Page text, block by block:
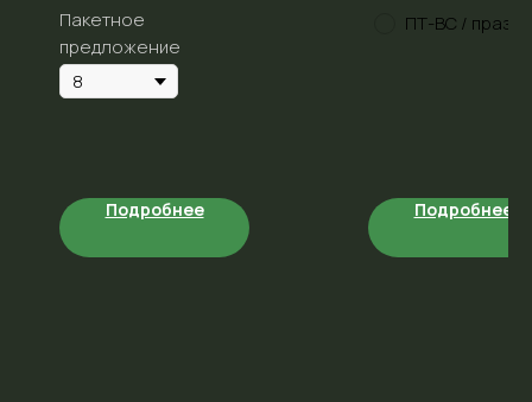
полоса
препятствий
Пакетное
предложение
Подробнее Подробнее